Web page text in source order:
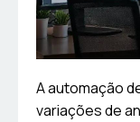
A automação
variações de